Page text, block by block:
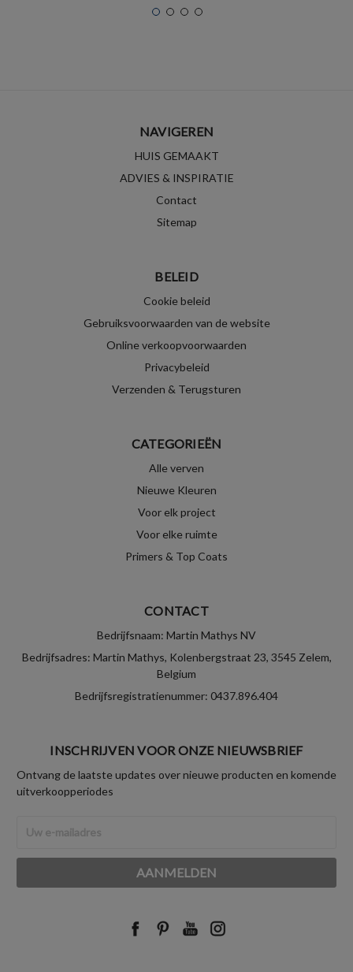
NAVIGEREN
HUIS GEMAAKT
ADVIES & INSPIRATIE
Contact
Sitemap
BELEID
Cookie beleid
Gebruiksvoorwaarden van de website
Online verkoopvoorwaarden
Privacybeleid
Verzenden & Terugsturen
CATEGORIEËN
Alle verven
Nieuwe Kleuren
Voor elk project
Voor elke ruimte
Primers & Top Coats
CONTACT
Bedrijfsnaam: Martin Mathys NV
Bedrijfsadres: Martin Mathys, Kolenbergstraat 23, 3545 Zelem,
Belgium
Bedrijfsregistratienummer: 0437.896.404
INSCHRIJVEN VOOR ONZE NIEUWSBRIEF
Ontvang de laatste updates over nieuwe producten en komende
uitverkoopperiodes
mailadres